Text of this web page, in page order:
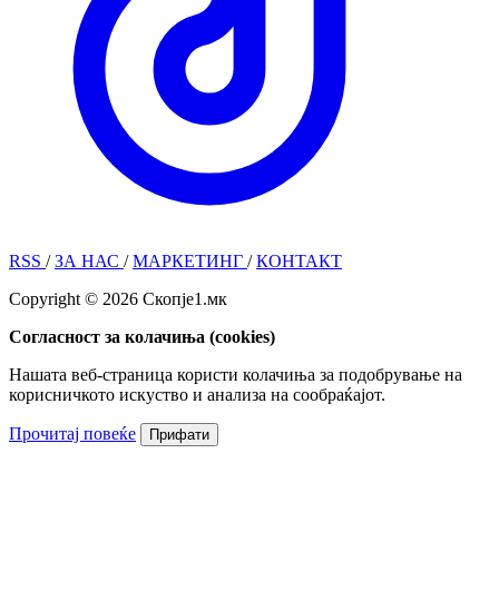
RSS /ЗА НАС /МАРКЕТИНГ /КОНТАКТ
Copyright © 2026 Скопје1.мк
Согласност за колачиња (cookies)
Нашата веб-страница користи колачиња за подобрување на
корисничкото искуство и анализа на сообраќајот.
Прочитај повеќе Прифати